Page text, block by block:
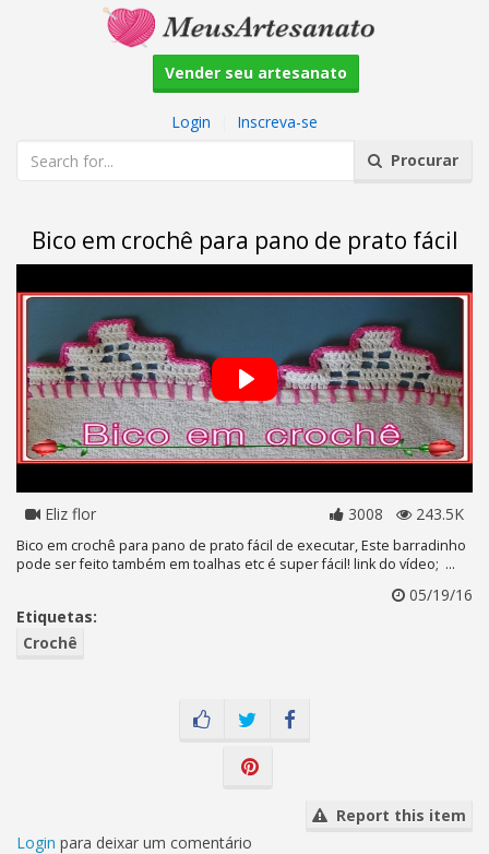
Vender seu artesanato
Login
Inscreva-se
Procurar
Bico em crochê para pano de prato fácil
Eliz flor 3008 243.5K
Bico em crochê para pano de prato fácil de executar, Este barradinho
pode ser feito também em toalhas etc é super fácil! link do vídeo; ...
05/19/16
Etiquetas:
Crochê
Report this item
Login para deixar um comentário